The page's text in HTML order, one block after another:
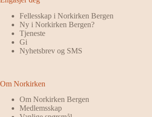
Fellesskap i Norkirken Bergen
Ny i Norkirken Bergen?
Tjeneste
Gi
Nyhetsbrev og SMS
Om Norkirken
Om Norkirken Bergen
Medlemsskap